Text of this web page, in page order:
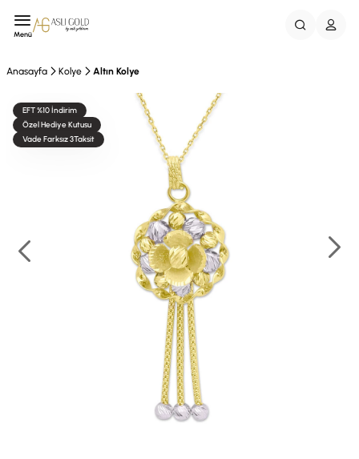
Menü
Anasayfa Kolye Altın Kolye
EFT %10 İndirim
Özel Hediye Kutusu
Vade Farksız 3Taksit